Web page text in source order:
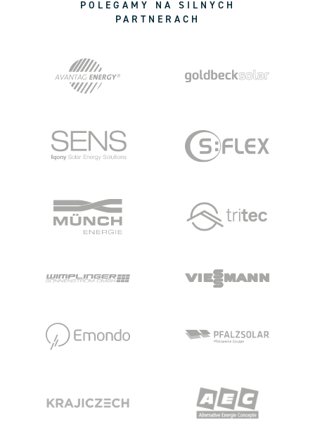
POLEGAMY NA SILNYCH
PARTNERACH